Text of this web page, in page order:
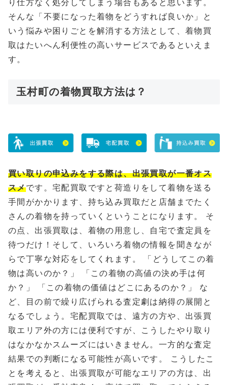
り仕方なく処分してしまう場合もあると思います。
そんな「不要になった着物をどうすれば良いか」と
いう悩みや困りごとを解消する方法として、着物買
取はたいへん利便性の高いサービスであるといえま
す。
玉村町の着物買取方法は？
買い取りの申込みをする際は、出張買取が一番オス
スメです。宅配買取ですと荷造りをして着物を送る
手間がかかります、持ち込み買取だと店舗までたく
さんの着物を持っていくということになります。 そ
の点、出張買取は、着物の用意し、自宅で査定員を
待つだけ！そして、いろいろ着物の情報を聞きなが
らで丁寧な対応をしてくれます。 「どうしてこの着
物は高いのか？」 「この着物の高値の決め手は何
か？」 「この着物の価値はどこにあるのか？」 な
ど、目の前で繰り広げられる査定劇は納得の展開と
なるでしょう。宅配買取では、遠方の方や、出張買
取エリア外の方には便利ですが、こうしたやり取り
はなかなかスムーズにはいきません。一方的な査定
結果での判断になる可能性が高いです。 こうしたこ
とを考えると、出張買取が可能なエリアの方は、出